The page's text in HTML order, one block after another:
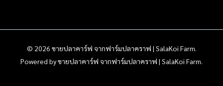
© 2026 ขายปลาคาร์ฟ จากฟาร์มปลาคราฟ | SalaKoi Farm.
Powered by ขายปลาคาร์ฟ จากฟาร์มปลาคราฟ | SalaKoi Farm.